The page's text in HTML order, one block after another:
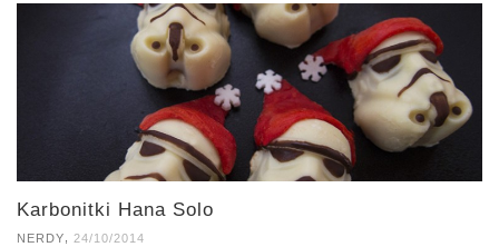
Karbonitki Hana Solo
NERDY 24/10/2014